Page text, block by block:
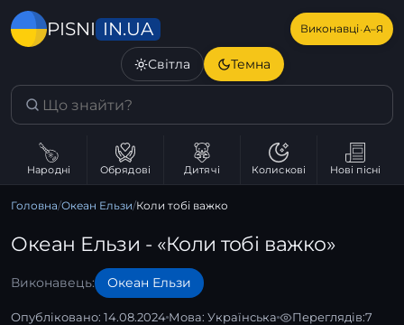
PISNI IN.UA Виконавці·А–Я
Світла Темна
Народні Обрядові Дитячі Колискові Нові пісні
Головна/Океан Ельзи/Коли тобі важко
Океан Ельзи - «Коли тобі важко»
Виконавець: Океан Ельзи
Опубліковано: 14.08.2024 Мова: Українська Переглядів:7